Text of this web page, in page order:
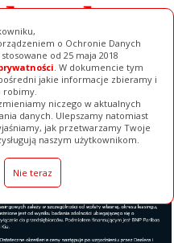
o Ochronie Danych
od 25 maja 2018
. W dokumencie tym
jakie informacje zbieramy i
robimy.
niczego w aktualnych
danych. Ulepszamy natomiast
jak przetwarzamy Twoje
naszym użytkownikom.
Nie teraz
Baza Firm Pełna Wersja